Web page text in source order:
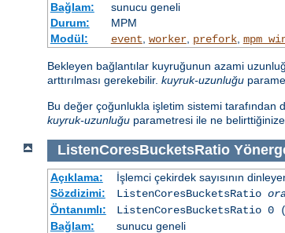
Bağlam:
sunucu geneli
Durum:
MPM
Modül:
event, worker, prefork,
Bekleyen bağlantılar kuyruğunun azami
arttırılması gerekebilir. kuyruk-uzunluğu
Bu değer çoğunlukla işletim sistemi tarafından
kuyruk-uzunluğu parametresi ile ne
ListenCoresBucketsRatio
Açıklama:
İşlemci çekirdek sayısının
Sözdizimi:
ListenCoresBucketsRatio
Öntanımlı:
ListenCoresBucketsRatio
Bağlam:
sunucu geneli